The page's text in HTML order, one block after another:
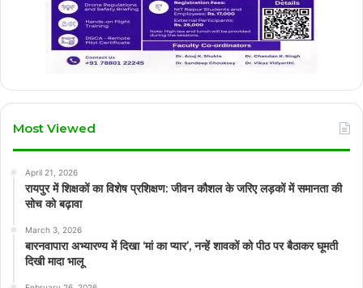
Most Viewed
April 21, 2026
रायपुर में शिक्षकों का विशेष प्रशिक्षण: जीवन कौशल के जरिए लड़कों में समानता की
सोच को बढ़ावा
March 3, 2026
बारनवापारा अभ्यारण्य में दिखा ‘मां का प्यार’, नन्हें शावकों को पीठ पर बैठाकर घूमती
दिखी मादा भालू